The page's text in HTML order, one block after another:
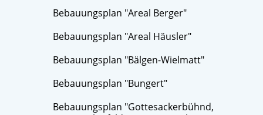
Bebauungsplan "Areal Berger"
Bebauungsplan "Areal Häusler"
Bebauungsplan "Bälgen-Wielmatt"
Bebauungsplan "Bungert"
Bebauungsplan "Gottesackerbühnd,